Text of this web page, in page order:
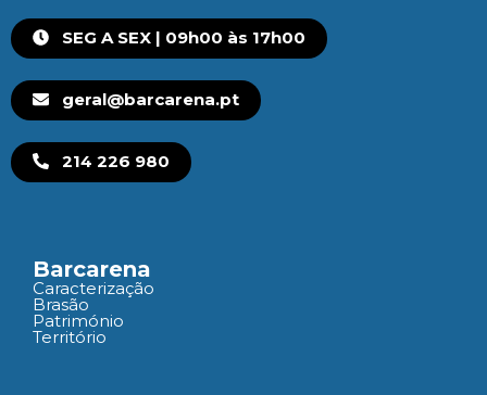
SEG A SEX | 09h00 às 17h00
geral@barcarena.pt
214 226 980
Barcarena
Caracterização
Brasão
Património
Território